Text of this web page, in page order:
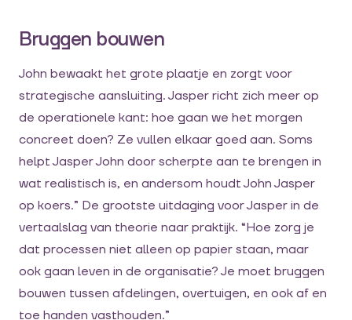
Bruggen bouwen
John bewaakt het grote plaatje en zorgt voor
strategische aansluiting. Jasper richt zich meer op
de operationele kant: hoe gaan we het morgen
concreet doen? Ze vullen elkaar goed aan. Soms
helpt Jasper John door scherpte aan te brengen in
wat realistisch is, en andersom houdt John Jasper
op koers.” De grootste uitdaging voor Jasper in de
vertaalslag van theorie naar praktijk. “Hoe zorg je
dat processen niet alleen op papier staan, maar
ook gaan leven in de organisatie? Je moet bruggen
bouwen tussen afdelingen, overtuigen, en ook af en
toe handen vasthouden.”